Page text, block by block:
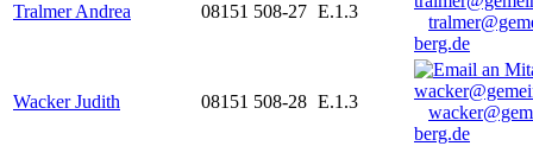
Tralmer Andrea 08151 508-27 E.1.3
berg.de
Wacker Judith 08151 508-28 E.1.3
berg.de